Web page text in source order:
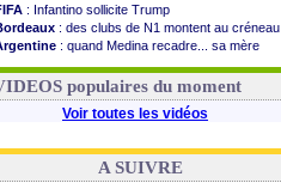
: Infantino sollicite Trump
: des clubs de N1 montent au créneau
: quand Medina recadre... sa mère
: le club prêt à libérer Kondogbia ?
populaires du moment
Voir toutes les vidéos
A SUIVRE